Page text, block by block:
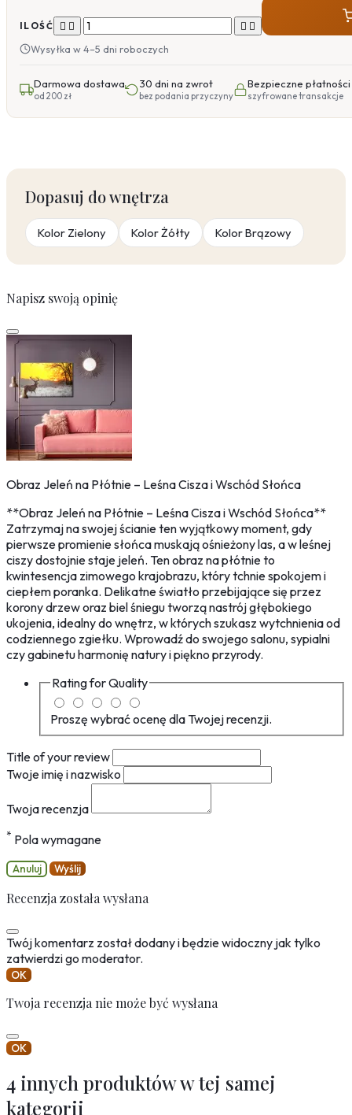
ILOŚĆ    
Wysyłka w 4–5 dni roboczych
Darmowa dostawa
od 200 zł
30 dni na zwrot
bez podania przyczyny
Bezpieczne płatności
szyfrowane transakcje
Dopasuj do wnętrza
Kolor Zielony Kolor Żółty Kolor Brązowy
Napisz swoją opinię
Obraz Jeleń na Płótnie – Leśna Cisza i Wschód Słońca
**Obraz Jeleń na Płótnie – Leśna Cisza i Wschód Słońca**
Zatrzymaj na swojej ścianie ten wyjątkowy moment, gdy
pierwsze promienie słońca muskają ośnieżony las, a w leśnej
ciszy dostojnie staje jeleń. Ten obraz na płótnie to
kwintesencja zimowego krajobrazu, który tchnie spokojem i
ciepłem poranka. Delikatne światło przebijające się przez
korony drzew oraz biel śniegu tworzą nastrój głębokiego
ukojenia, idealny do wnętrz, w których szukasz wytchnienia od
codziennego zgiełku. Wprowadź do swojego salonu, sypialni
czy gabinetu harmonię natury i piękno przyrody.
Rating forQuality
Proszę wybrać ocenę dla Twojej recenzji.
Title of your review
Twoje imię i nazwisko
Twoja recenzja
* Pola wymagane
Anuluj Wyślij
Recenzja została wysłana
Twój komentarz został dodany i będzie widoczny jak tylko
zatwierdzi go moderator.
OK
Twoja recenzja nie może być wysłana
OK
4 innych produktów w tej samej
kategorii